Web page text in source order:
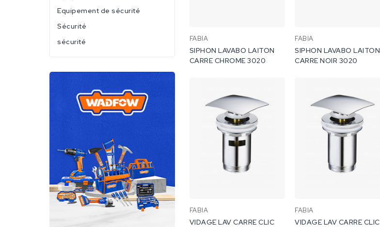
Equipement de sécurité
Sécurité
sécurité
FABIA
SIPHON LAVABO LAITON
CARRE CHROME 3020
FABIA
SIPHON LAVABO LAITON
CARRE NOIR 3020
FABIA
VIDAGE LAV CARRE CLIC
FABIA
VIDAGE LAV CARRE CLIC